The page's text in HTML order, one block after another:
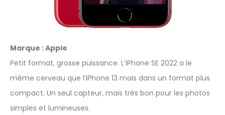
Marque : Apple
Petit format, grosse puissance. L’iPhone SE 2022 a le
même cerveau que l’iPhone 13 mais dans un format plus
compact. Un seul capteur, mais très bon pour les photos
simples et lumineuses.